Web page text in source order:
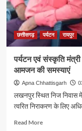
गजेंद्र
यादव
ने
की
छत्तीसगढ़ पर्यटन रायपुर
पर्यटन एवं संस्कृति
आमजन की समस्याएं
Apna Chhattisgarh
लखनपुर स्थित निज निवास
त्वरित निराकरण के लिए
Read MoreRead